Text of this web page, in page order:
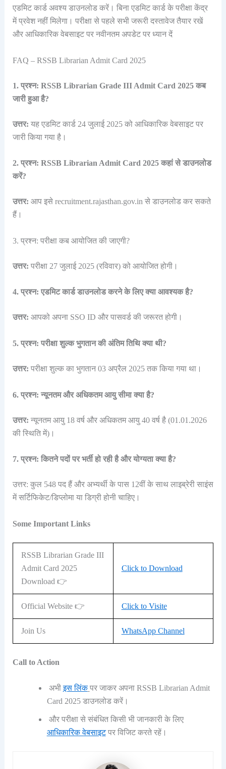
एडमिट कार्ड अवश्य डाउनलोड करें। बिना एडमिट कार्ड के परीक्षा केंद्र
में प्रवेश नहीं मिलेगा। परीक्षा से पहले सभी जरूरी दस्तावेज तैयार रखें
और आधिकारिक वेबसाइट पर नवीनतम अपडेट पर ध्यान दें
FAQ – RSSB Librarian Admit Card 2025
1. प्रश्न: RSSB Librarian Grade III Admit Card 2025 कब
जारी हुआ है?
उत्तर: यह एडमिट कार्ड 24 जुलाई 2025 को आधिकारिक वेबसाइट पर
जारी किया गया है।
2. प्रश्न: RSSB Librarian Admit Card 2025 कहां से डाउनलोड
करें?
उत्तर: आप इसे recruitment.rajasthan.gov.in से डाउनलोड कर सकते
हैं।
3. प्रश्न: परीक्षा कब आयोजित की जाएगी?
उत्तर: परीक्षा 27 जुलाई 2025 (रविवार) को आयोजित होगी।
4. प्रश्न: एडमिट कार्ड डाउनलोड करने के लिए क्या आवश्यक है?
उत्तर: आपको अपना SSO ID और पासवर्ड की जरूरत होगी।
5. प्रश्न: परीक्षा शुल्क भुगतान की अंतिम तिथि क्या थी?
उत्तर: परीक्षा शुल्क का भुगतान 03 अप्रैल 2025 तक किया गया था।
6. प्रश्न: न्यूनतम और अधिकतम आयु सीमा क्या है?
उत्तर: न्यूनतम आयु 18 वर्ष और अधिकतम आयु 40 वर्ष है (01.01.2026
की स्थिति में)।
7. प्रश्न: कितने पदों पर भर्ती हो रही है और योग्यता क्या है?
उत्तर: कुल 548 पद हैं और अभ्यर्थी के पास 12वीं के साथ लाइब्रेरी साइंस
में सर्टिफिकेट/डिप्लोमा या डिग्री होनी चाहिए।
Some Important Links
RSSB Librarian Grade III
Admit Card 2025
Download 👉
Click to Download
Official Website 👉 Click to Visite
Join Us WhatsApp Channel
Call to Action
अभीइस लिंक पर जाकर अपना RSSB Librarian Admit
Card 2025 डाउनलोड करें।
और परीक्षा से संबंधित किसी भी जानकारी के लिए
आधिकारिक वेबसाइटपर विजिट करते रहें।